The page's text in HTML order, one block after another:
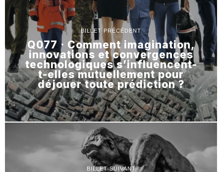
BILLET PRÉCÉDENT
Q077 · Comment imagination,
innovations et convergences
technologiques s’influencent-
t-elles mutuellement pour
déjouer toute prédiction ?
BILLET SUIVANT